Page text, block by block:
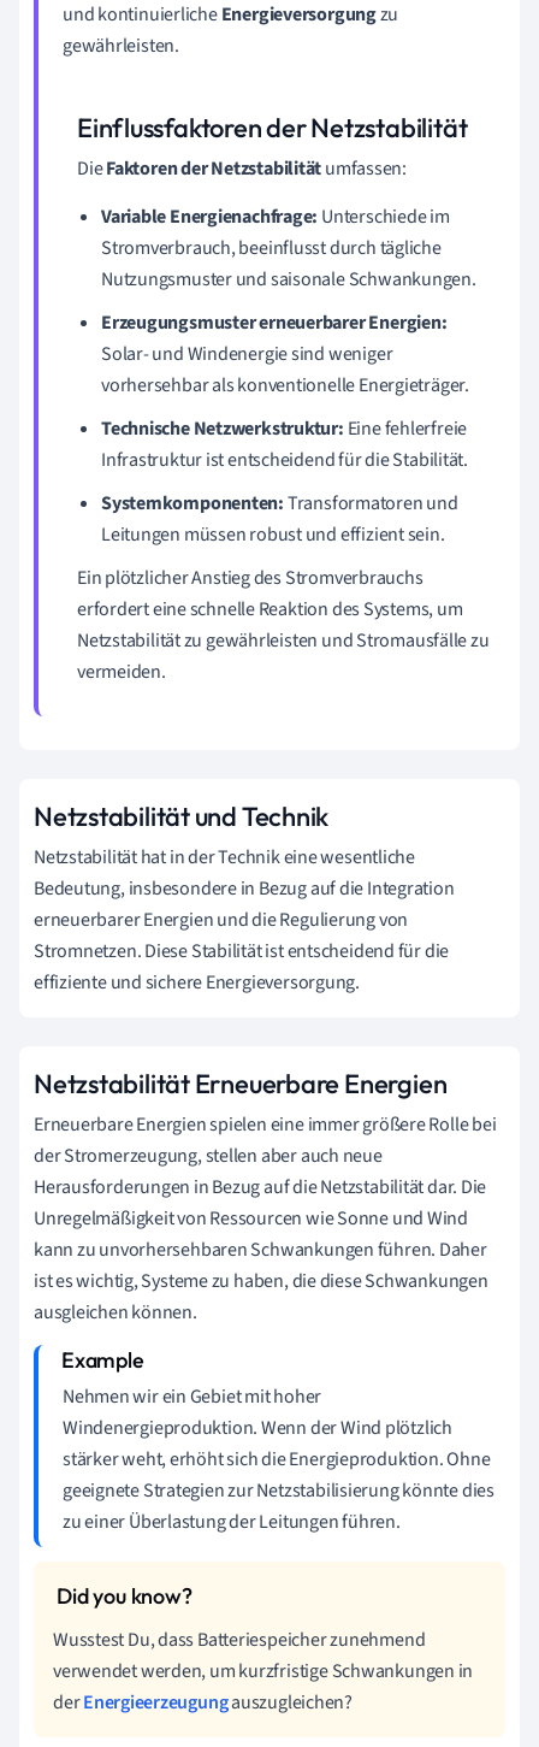
und kontinuierlicheEnergieversorgungzu
gewährleisten.
Einflussfaktoren der Netzstabilität
DieFaktoren der Netzstabilitätumfassen:
Variable Energienachfrage: Unterschiede im
Stromverbrauch, beeinflusst durch tägliche
Nutzungsmuster und saisonale Schwankungen.
Erzeugungsmuster erneuerbarer Energien:
Solar- und Windenergie sind weniger
vorhersehbar als konventionelle Energieträger.
Technische Netzwerkstruktur: Eine fehlerfreie
Infrastruktur ist entscheidend für die Stabilität.
Systemkomponenten:Transformatoren und
Leitungen müssen robust und effizient sein.
Ein plötzlicher Anstieg des Stromverbrauchs
erfordert eine schnelle Reaktion des Systems, um
Netzstabilität zu gewährleisten und Stromausfälle zu
vermeiden.
Netzstabilität und Technik
Netzstabilität hat in der Technik eine wesentliche
Bedeutung, insbesondere in Bezug auf die Integration
erneuerbarer Energien und die Regulierung von
Stromnetzen. Diese Stabilität ist entscheidend für die
effiziente und sichere Energieversorgung.
Netzstabilität Erneuerbare Energien
Erneuerbare Energien spielen eine immer größere Rolle bei
der Stromerzeugung, stellen aber auch neue
Herausforderungen in Bezug auf die Netzstabilität dar. Die
Unregelmäßigkeit von Ressourcen wie Sonne und Wind
kann zu unvorhersehbaren Schwankungen führen. Daher
ist es wichtig, Systeme zu haben, die diese Schwankungen
ausgleichen können.
Nehmen wir ein Gebiet mit hoher
Windenergieproduktion. Wenn der Wind plötzlich
stärker weht, erhöht sich die Energieproduktion. Ohne
geeignete Strategien zur Netzstabilisierung könnte dies
zu einer Überlastung der Leitungen führen.
Wusstest Du, dass Batteriespeicher zunehmend
verwendet werden, um kurzfristige Schwankungen in
derEnergieerzeugungauszugleichen?